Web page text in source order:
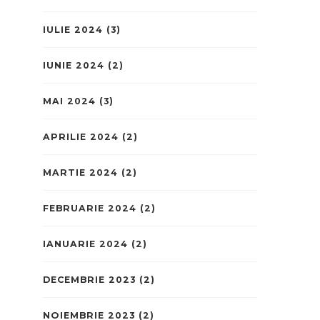
IULIE 2024 (3)
IUNIE 2024 (2)
MAI 2024 (3)
APRILIE 2024 (2)
MARTIE 2024 (2)
FEBRUARIE 2024 (2)
IANUARIE 2024 (2)
DECEMBRIE 2023 (2)
NOIEMBRIE 2023 (2)